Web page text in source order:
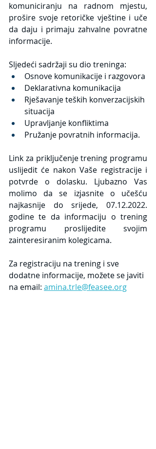
komuniciranju na radnom mjestu,
prošire svoje retoričke vještine i uče
da daju i primaju zahvalne povratne
informacije.
Sljedeći sadržaji su dio treninga:
Osnove komunikacije i razgovora
Deklarativna komunikacija
Rješavanje teških konverzacijskih
situacija
Upravljanje konfliktima
Pružanje povratnih informacija.
Link za priključenje trening programu
uslijedit će nakon Vaše registracije i
potvrde o dolasku. Ljubazno Vas
molimo da se izjasnite o učešću
najkasnije do srijede, 07.12.2022.
godine te da informaciju o trening
programu proslijedite svojim
zainteresiranim kolegicama.
Za registraciju na trening i sve
dodatne informacije, možete se javiti
na email: amina.trle@feasee.org